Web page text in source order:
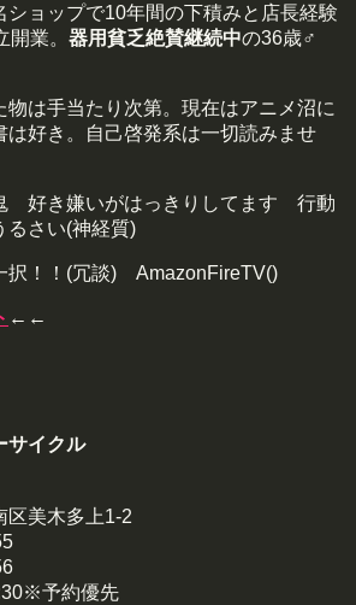
ショップで10年間の下積みと店長経験
業。 器用貧乏絶賛継続中の36歳♂
物は手当たり次第。現在はアニメ沼に
は好き。自己啓発系は一切読みませ
好き嫌いがはっきりしてます 行動
さい(神経質)
択！！(冗談) AmazonFireTV()
←←
サイクル
区美木多上1-2
予約優先